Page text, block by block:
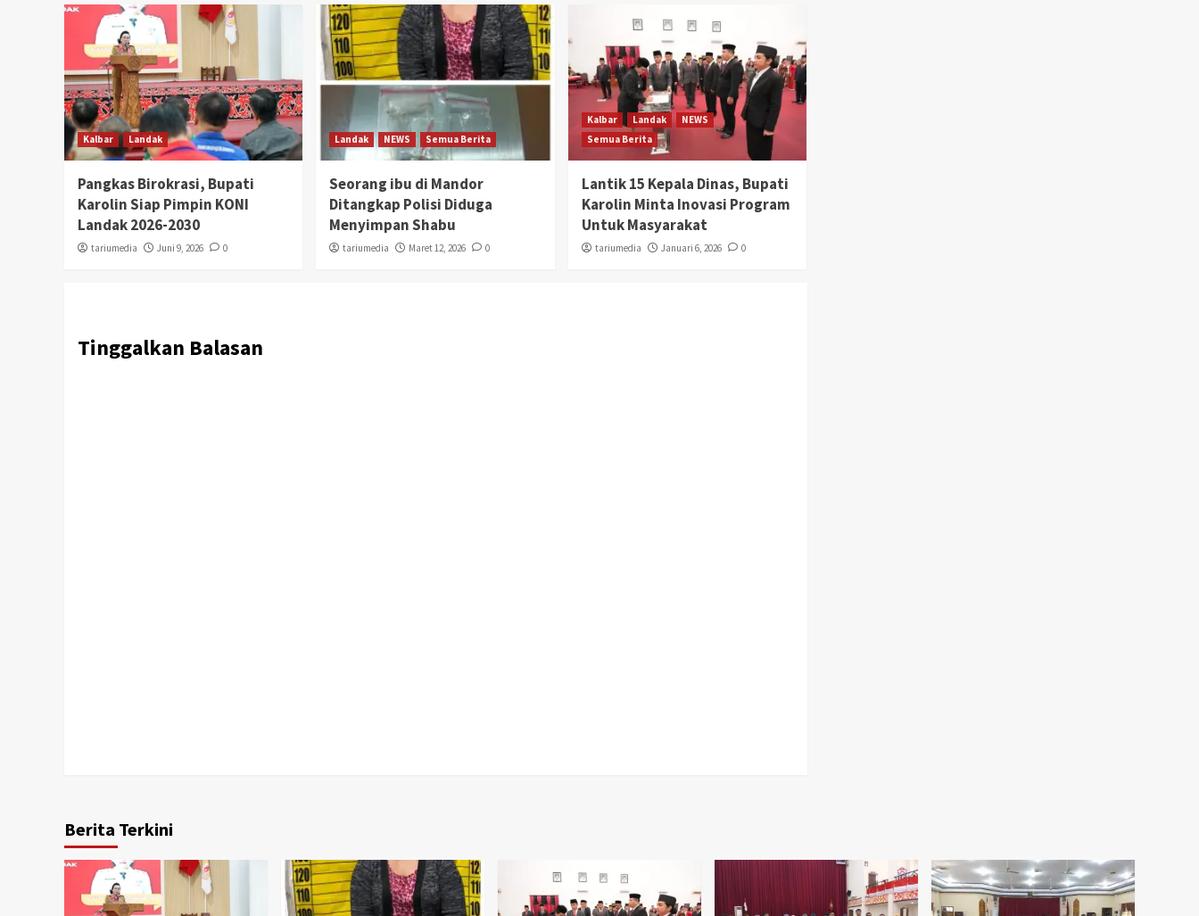
Kalbar Landak
Pangkas Birokrasi, Bupati
Karolin Siap Pimpin KONI
Landak 2026-2030
tariumedia Juni 9, 2026 0
Landak NEWS Semua Berita
Seorang ibu di Mandor
Ditangkap Polisi Diduga
Menyimpan Shabu
tariumedia Maret 12, 2026 0
Kalbar Landak
NEWS
Semua Berita
Lantik 15 Kepala Dinas, Bupati
Karolin Minta Inovasi Program
Untuk Masyarakat
tariumedia Januari 6, 2026 0
Tinggalkan Balasan
Berita Terkini